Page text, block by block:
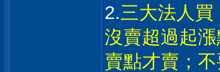
2.三大法人
沒賣超過起
賣點才賣；